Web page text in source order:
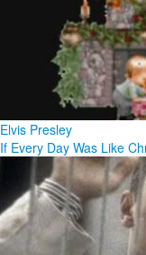
Elvis Presley
If Every Day Was Like